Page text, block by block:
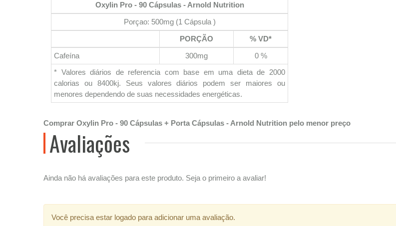
Oxylin Pro - 90 Cápsulas - Arnold Nutrition
Porçao: 500mg (1 Cápsula )
PORÇÃO
% VD*
Cafeína
300mg
0 %
* Valores diários de referencia com base em uma dieta de 2000
calorias ou 8400kj. Seus valores diários podem ser maiores ou
menores dependendo de suas necessidades energéticas.
Comprar Oxylin Pro - 90 Cápsulas + Porta Cápsulas - Arnold Nutrition pelo menor preço
Avaliações
Ainda não há avaliações para este produto. Seja o primeiro a avaliar!
Você precisa estar logado para adicionar uma avaliação.